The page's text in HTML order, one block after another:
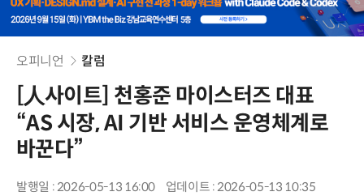
오피니언 칼럼
[人사이트] 천홍준 마이스터즈 대표
“AS 시장, AI 기반 서비스 운영체계로
바꾼다”
발행일 : 2026-05-13 16:00
업데이트 : 2026-05-13 10:35